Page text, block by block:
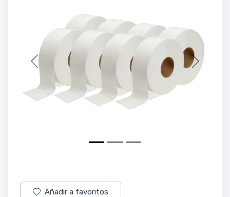
Previous Next
Añadir a favoritos